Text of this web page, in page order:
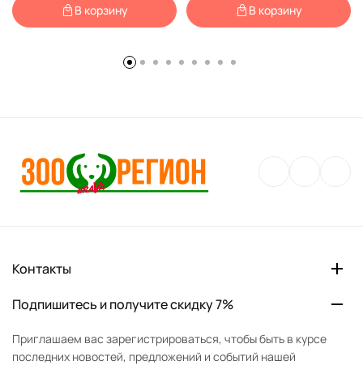
В корзину В корзину
Контакты
Подпишитесь и получите скидку 7%
Приглашаем вас зарегистрироваться, чтобы быть в курсе
последних новостей, предложений и событий нашей